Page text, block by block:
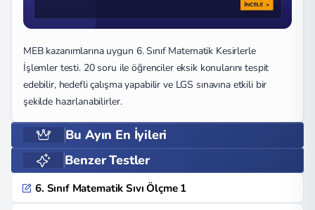
MEB kazanımlarına uygun 6. Sınıf Matematik Kesirlerle
İşlemler testi. 20 soru ile öğrenciler eksik konularını tespit
edebilir, hedefli çalışma yapabilir ve LGS sınavına etkili bir
şekilde hazırlanabilirler.
Bu Ayın En İyileri
Benzer Testler
6. Sınıf Matematik Sıvı Ölçme 1